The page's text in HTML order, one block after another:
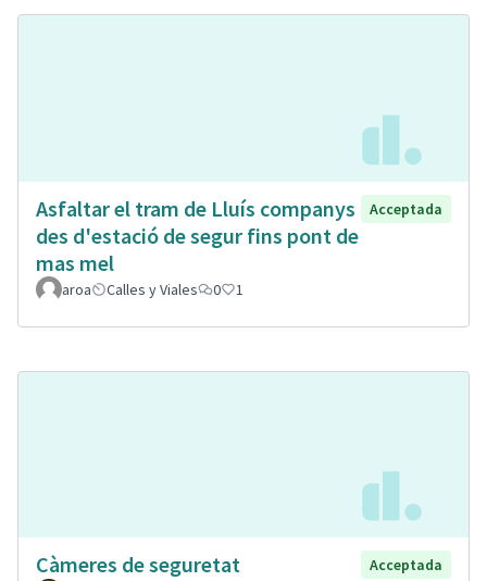
Asfaltar el tram de Lluís companys
des d'estació de segur fins pont de
mas mel
Acceptada
aroa Calles y Viales 0 1
Càmeres de seguretat
Acceptada